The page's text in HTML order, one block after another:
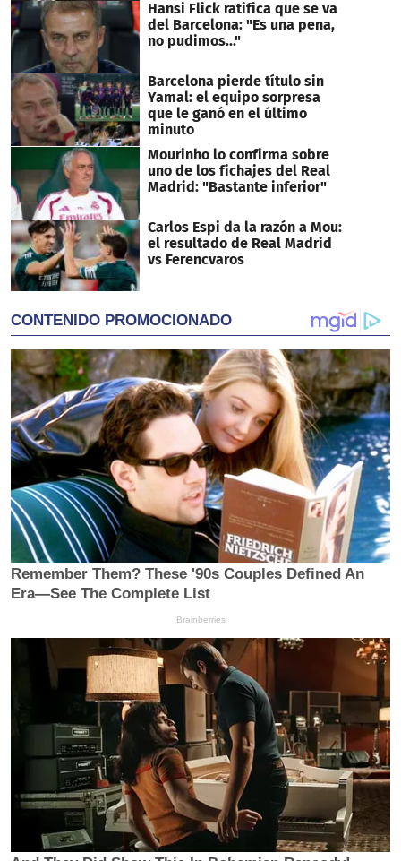
Hansi Flick ratifica que se va
del Barcelona: "Es una pena,
no pudimos..."
Barcelona pierde título sin
Yamal: el equipo sorpresa
que le ganó en el último
minuto
Mourinho lo confirma sobre
uno de los fichajes del Real
Madrid: "Bastante inferior"
Carlos Espi da la razón a Mou:
el resultado de Real Madrid
vs Ferencvaros